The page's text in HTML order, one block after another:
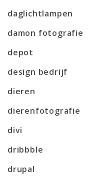
daglichtlampen
damon fotografie
depot
design bedrijf
dieren
dierenfotografie
divi
dribbble
drupal